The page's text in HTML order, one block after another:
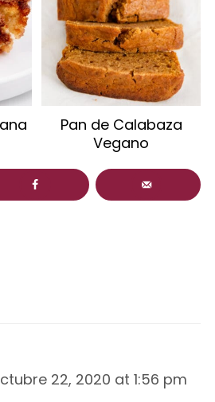
Pan de Calabaza
Vegano
22, 2020 at 1:56 pm